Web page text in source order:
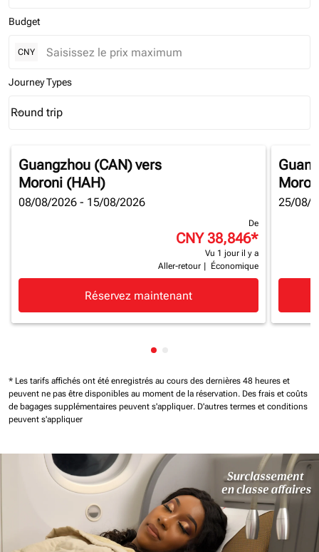
Budget
CNY
Journey Types
Journey Types option Round trip Selected
Round trip
keyboard_arrow_down
Guangzhou (CAN)vers
Moroni (HAH)
08/08/2026 - 15/08/2026
De
CNY 38,846*
Vu 1 jour il y a
Aller-retour
Économique
Réservez maintenant
25/08/
Affichage de cmp-pagination-
* Les tarifs affichés ont été enregistrés au cours des dernières 48 heures et
peuvent ne pas être disponibles au moment de la réservation. Des frais et coûts
de bagages supplémentaires peuvent s'appliquer. D'autres termes et conditions
peuvent s'appliquer